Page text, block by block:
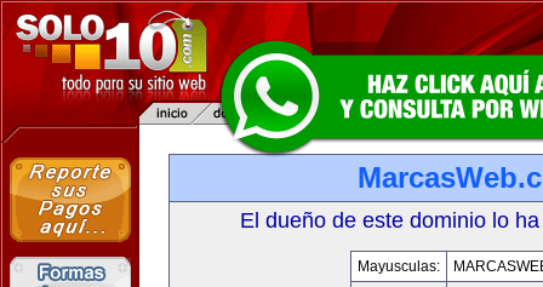
El dueño de este dominio lo
Mayusculas: